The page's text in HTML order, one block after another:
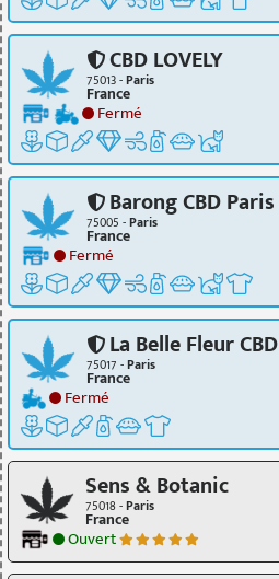
CBD LOVELY
75013 -Paris
France
Fermé
Barong CBD Paris
75005 -Paris
France
Fermé
La Belle Fleur CBD
75017 -Paris
France
Fermé
Sens & Botanic
75018 -Paris
France
Ouvert